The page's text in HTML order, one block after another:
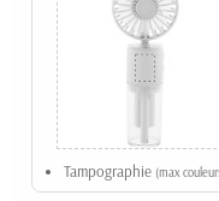
Tampographie (max